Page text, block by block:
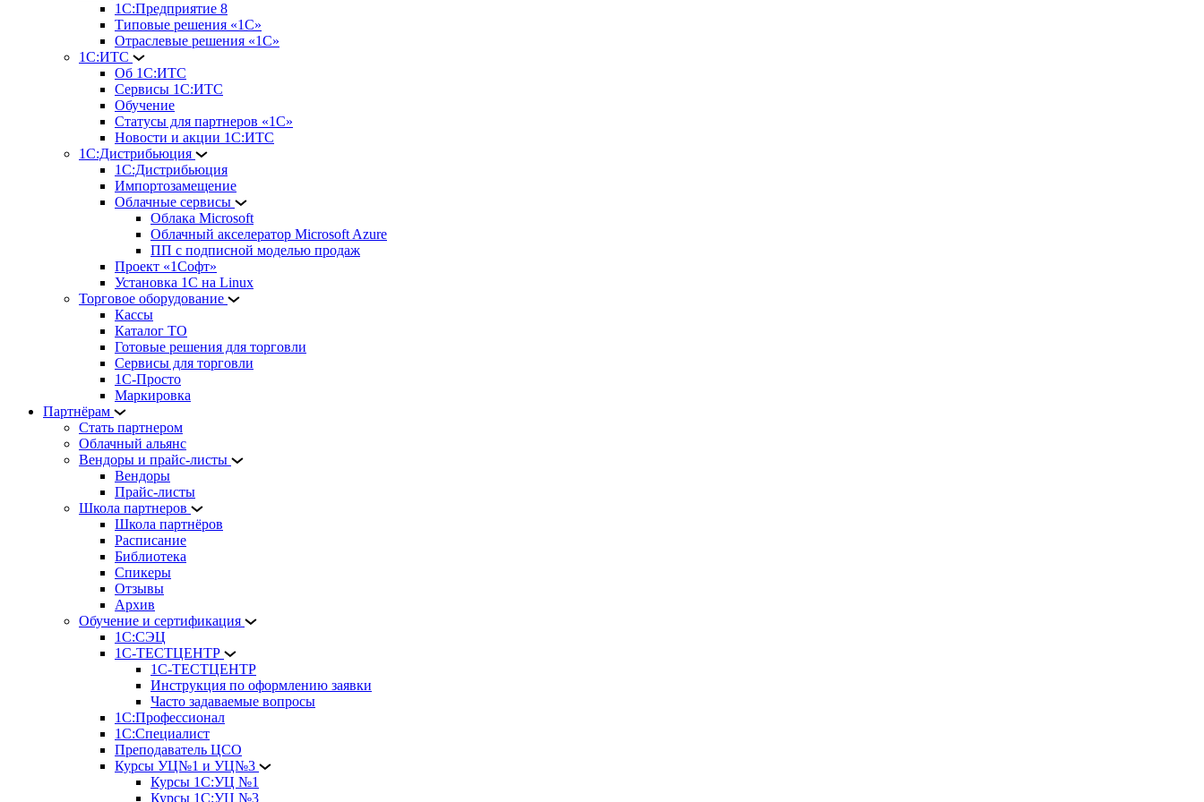
1С:Предприятие 8
Типовые решения «1С»
Отраслевые решения «1С»
1С:ИТС
Об 1С:ИТС
Сервисы 1С:ИТС
Обучение
Статусы для партнеров «1С»
Новости и акции 1С:ИТС
1С:Дистрибьюция
1С:Дистрибьюция
Импортозамещение
Облачные сервисы
Облака Microsoft
Облачный акселератор Microsoft Azure
ПП с подписной моделью продаж
Проект «1Софт»
Установка 1С на Linux
Торговое оборудование
Кассы
Каталог ТО
Готовые решения для торговли
Сервисы для торговли
1С-Просто
Маркировка
Партнёрам
Стать партнером
Облачный альянс
Вендоры и прайс-листы
Вендоры
Прайс-листы
Школа партнеров
Школа партнёров
Расписание
Библиотека
Спикеры
Отзывы
Архив
Обучение и сертификация
1С:СЭЦ
1С-ТЕСТЦЕНТР
1С-ТЕСТЦЕНТР
Инструкция по оформлению заявки
Часто задаваемые вопросы
1С:Профессионал
1С:Специалист
Преподаватель ЦСО
Курсы УЦ№1 и УЦ№3
Курсы 1С:УЦ №1
Курсы 1С:УЦ №3